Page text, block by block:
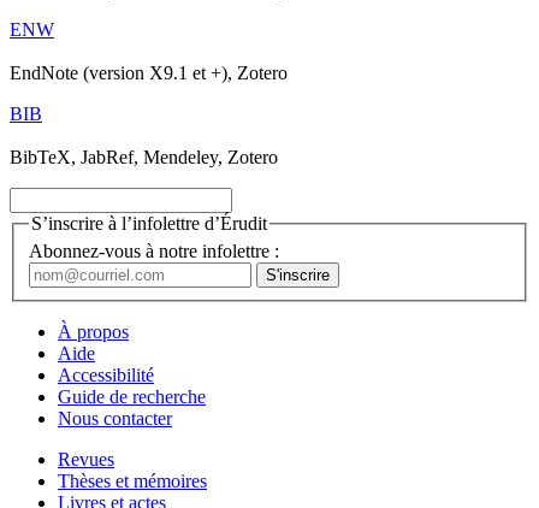
ENW
EndNote (version X9.1 et +), Zotero
BIB
BibTeX, JabRef, Mendeley, Zotero
S’inscrire à l’infolettre d’Érudit
Abonnez-vous à notre infolettre :
À propos
Aide
Accessibilité
Guide de recherche
Nous contacter
Revues
Thèses et mémoires
Livres et actes